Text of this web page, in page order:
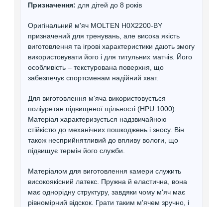
Призначення: для дітей до 8 років
Оригінальний м'яч MOLTEN H0X2200-BY
призначений для тренувань, але висока якість
виготовлення та ігрові характеристики дають змогу
використовувати його і для титульних матчів. Його
особливість – текстурована поверхня, що
забезпечує спортсменам надійний хват.
Для виготовлення м'яча використовується
поліуретан підвищеної щільності (HPU 1000).
Матеріал характеризується надзвичайною
стійкістю до механічних пошкоджень і зносу. Він
також несприйнятливий до впливу вологи, що
підвищує термін його служби.
Матеріалом для виготовлення камери служить
високоякісний латекс. Пружна й еластична, вона
має однорідну структуру, завдяки чому м'яч має
рівномірний відскок. Грати таким м'ячем зручно, і